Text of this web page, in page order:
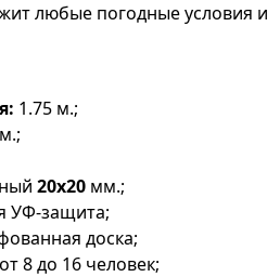
любые погодные условия и
1.75 м.;
20х20 мм.;
УФ-защита;
доска;
от 8 до 16 человек;